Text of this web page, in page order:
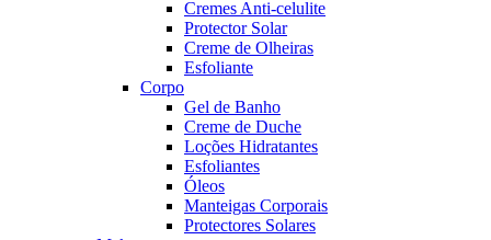
Cremes Anti-celulite
Protector Solar
Creme de Olheiras
Esfoliante
Corpo
Gel de Banho
Creme de Duche
Loções Hidratantes
Esfoliantes
Óleos
Manteigas Corporais
Protectores Solares